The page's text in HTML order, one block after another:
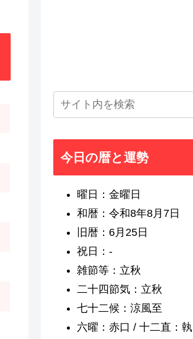
今日の暦と運勢
曜日：金曜日
和暦：令和8年8月7日
旧暦：6月25日
祝日：-
雑節等：立秋
二十四節気：立秋
七十二候：涼風至
六曜：赤口 / 十二直：執